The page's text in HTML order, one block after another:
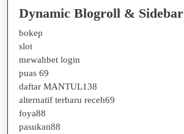
Dynamic Blogroll & Sidebar
bokep
slot
mewahbet login
puas 69
daftar MANTUL138
alternatif terbaru receh69
foya88
pasukan88